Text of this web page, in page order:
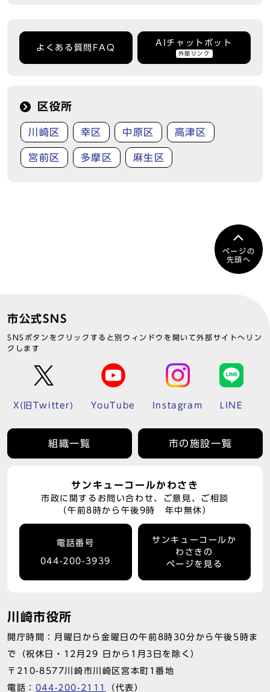
よくある質問FAQ
AIチャットボット
外部リンク
区役所
川崎区 幸区 中原区 高津区
宮前区 多摩区 麻生区
ページの
先頭へ
市公式SNS
SNSボタンをクリックすると別ウィンドウを開いて外部サイトへリン
クします
X(旧Twitter) YouTube Instagram LINE
組織一覧 市の施設一覧
サンキューコールかわさき
市政に関するお問い合わせ、ご意見、ご相談
（午前8時から午後9時 年中無休）
電話番号
044-200-3939
サンキューコールか
わさきの
ページを見る
川崎市役所
開庁時間：月曜日から金曜日の午前8時30分から午後5時ま
で（祝休日・12月29 日から1月3日を除く）
〒210-8577川崎市川崎区宮本町1番地
電話： 044-200-2111 （代表）